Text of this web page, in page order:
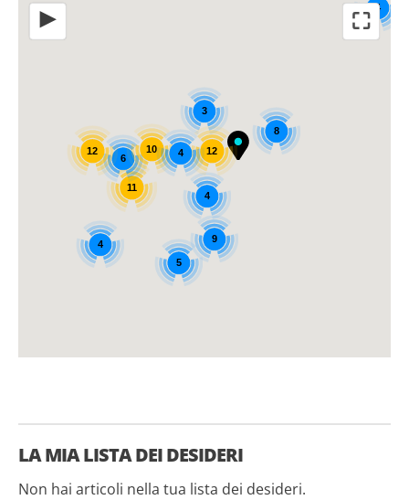
⛶
3
11
6
8
4
12 10 12
4 9
4
4
5
◀
LA MIA LISTA DEI DESIDERI
Non hai articoli nella tua lista dei desideri.